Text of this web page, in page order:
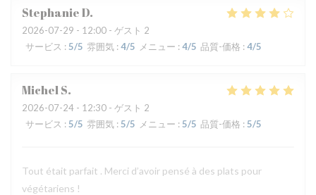
StephanieD
2026-07-29 - 12:00 - ゲスト 2
サービス : 5/5 雰囲気 : 4/5 メニュー : 4/5 品質-価格 : 4/5
MichelS
2026-07-24 - 12:30 - ゲスト 2
サービス : 5/5 雰囲気 : 5/5 メニュー : 5/5 品質-価格 : 5/5
Tout était parfait . Merci d’avoir pensé à des plats pour
végétariens !